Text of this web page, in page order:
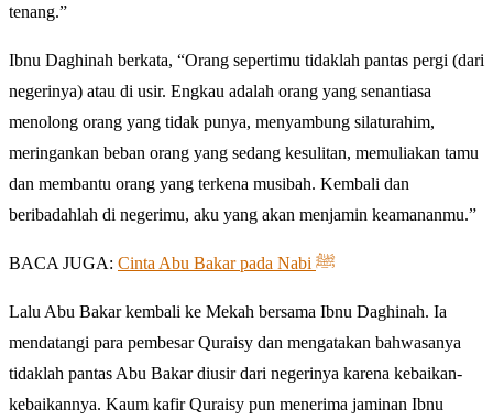
tenang.”
Ibnu Daghinah berkata, “Orang sepertimu tidaklah pantas pergi (dari
negerinya) atau di usir. Engkau adalah orang yang senantiasa
menolong orang yang tidak punya, menyambung silaturahim,
meringankan beban orang yang sedang kesulitan, memuliakan tamu
dan membantu orang yang terkena musibah. Kembali dan
beribadahlah di negerimu, aku yang akan menjamin keamananmu.”
BACA JUGA: Cinta Abu Bakar pada Nabi ﷺ
Lalu Abu Bakar kembali ke Mekah bersama Ibnu Daghinah. Ia
mendatangi para pembesar Quraisy dan mengatakan bahwasanya
tidaklah pantas Abu Bakar diusir dari negerinya karena kebaikan-
kebaikannya. Kaum kafir Quraisy pun menerima jaminan Ibnu